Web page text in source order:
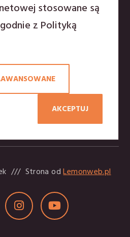
mają możliwość pobytu
ze wspólnotą
do kontaktu z
o. Antoni Majewski
/// Strona odLemonweb.pl
stosowane są
z Polityką
AKCEPTUJ